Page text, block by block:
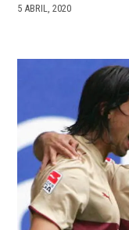
5 ABRIL, 2020